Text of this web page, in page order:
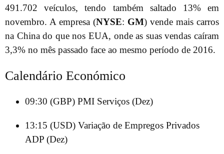
491.702 veículos, tendo também saltado 13% em
novembro. A empresa (NYSE: GM) vende mais carros
na China do que nos EUA, onde as suas vendas caíram
3,3% no mês passado face ao mesmo período de 2016.
Calendário Económico
09:30 (GBP) PMI Serviços (Dez)
13:15 (USD) Variação de Empregos Privados
ADP (Dez)